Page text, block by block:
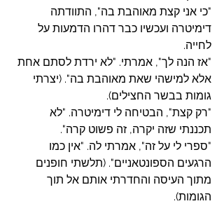
"כי אני קצת מאוהבת בה", התוודתה
דימיטרה ועכשיו כבר דהרו הדמעות על
לחייה.
"אז הנה לך", אמרתי. "לא ירדת לסתם אחת
אלא למישהי שאת מאוהבת בה". (יצרתי
גומות בבשר החצילים).
"רק קצת", הבטיחה לי דימיטרה. "לא
תכננתי שזה יקרה, זה פשוט קרה".
"ספרי לי על זה", אמרתי לה. "אין כמו
הרגעים הספונטאניים". (תלשתי חופנים
מתוך העיסה והחדרתי אותם אל תוך
הגומות).